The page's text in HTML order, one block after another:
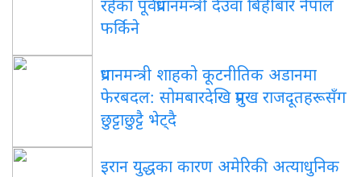
रहेका पूर्वप्रधानमन्त्री देउवा बिहीबार नेपाल
फर्किने
प्रधानमन्त्री शाहको कूटनीतिक अडानमा
फेरबदल: सोमबारदेखि प्रमुख राजदूतहरूसँग
छुट्टाछुट्टै भेट्दै
इरान युद्धका कारण अमेरिकी अत्याधुनिक